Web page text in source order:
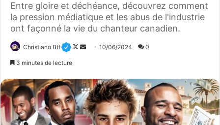
Entre gloire et déchéance, découvrez comment
la pression médiatique et les abus de l'industrie
ont façonné la vie du chanteur canadien.
Christiano Btf
F
l
o
w
o
o
y
e
r
10/06/2024 0
3 minutes de lecture